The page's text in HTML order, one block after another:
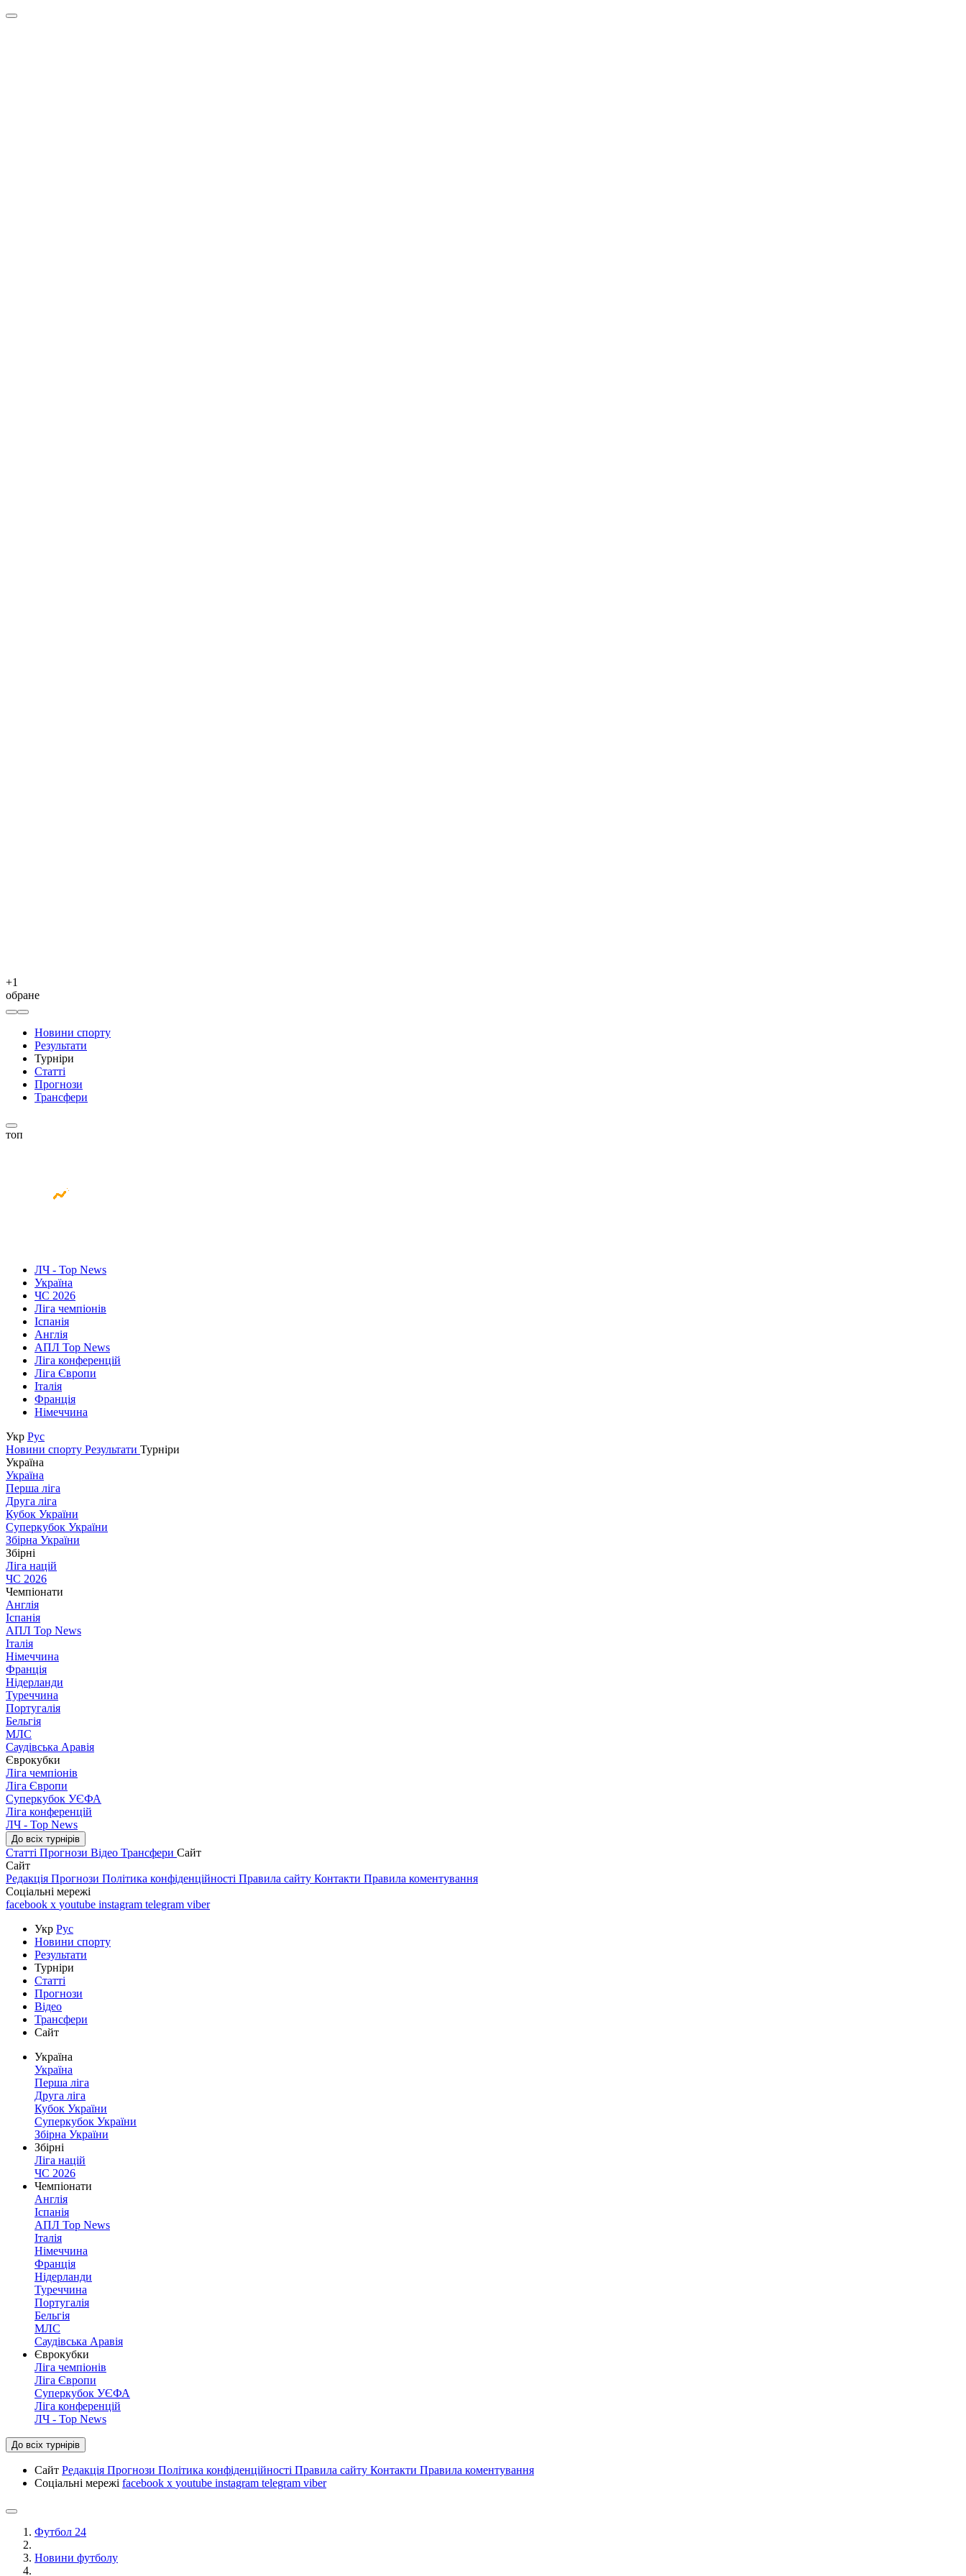
+1
обране
Новини спорту
Результати
Турніри
Статті
Прогнози
Трансфери
топ
ЛЧ - Top News
Україна
ЧС 2026
Ліга чемпіонів
Іспанія
Англія
АПЛ Top News
Ліга конференцій
Ліга Європи
Італія
Франція
Німеччина
Укр Рус
Новини спорту Результати Турніри
Україна
Україна
Перша ліга
Друга ліга
Кубок України
Суперкубок України
Збірна України
Збірні
Ліга націй
ЧС 2026
Чемпіонати
Англія
Іспанія
АПЛ Top News
Італія
Німеччина
Франція
Нідерланди
Туреччина
Португалія
Бельгія
МЛС
Саудівська Аравія
Єврокубки
Ліга чемпіонів
Ліга Європи
Суперкубок УЄФА
Ліга конференцій
ЛЧ - Top News
До всіх турнірів
Статті Прогнози Відео Трансфери Сайт
Сайт
Редакція Прогнози Політика конфіденційності Правила сайту Контакти Правила коментування
Соціальні мережі
facebook x youtube instagram telegram viber
Укр Рус
Новини спорту
Результати
Турніри
Статті
Прогнози
Відео
Трансфери
Сайт
Україна
Україна
Перша ліга
Друга ліга
Кубок України
Суперкубок України
Збірна України
Збірні
Ліга націй
ЧС 2026
Чемпіонати
Англія
Іспанія
АПЛ Top News
Італія
Німеччина
Франція
Нідерланди
Туреччина
Португалія
Бельгія
МЛС
Саудівська Аравія
Єврокубки
Ліга чемпіонів
Ліга Європи
Суперкубок УЄФА
Ліга конференцій
ЛЧ - Top News
До всіх турнірів
Сайт Редакція Прогнози Політика конфіденційності Правила сайту Контакти Правила коментування
Соціальні мережі facebook x youtube instagram telegram viber
Футбол 24
Новини футболу